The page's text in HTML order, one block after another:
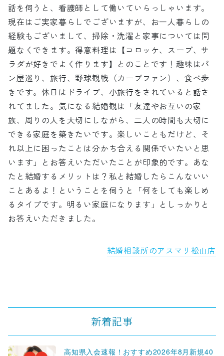
話を伺うと、看護師として働いていらっしゃいます。
現在はご実家暮らしでございますが、お一人暮らしの
経験もございまして、掃除・洗濯と家事については問
題なくできます。得意料理は【コロッケ、スープ、サ
ラダが好きでよく作ります】とのことです！趣味はパ
ン屋巡り、旅行、野球観戦（カープファン）、食べ歩
きです。休日はドライブ、小旅行をされていると話さ
れてました。気になる結婚観は「友達やお互いの家
族、周りの人を大切にしながら、二人の時間も大切に
できる家庭を築きたいです。楽しいこともだけど、そ
れ以上に困ったことは分かち合える関係でいたいと思
います」とお答えいただいたことが印象的です。あな
たと結婚するメリットは？私と結婚したらこんないい
ことあるよ！ということを伺うと「何をしても楽しめ
るタイプです。明るい家庭になります」としっかりと
お答えいただきました。
結婚相談所のアスマリ松山店
新着記事
高知県入会速報！おすすめ2026年8月新規40